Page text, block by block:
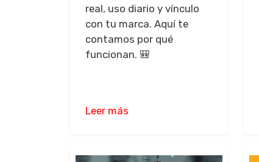
real, uso diario y vínculo
con tu marca. Aquí te
contamos por qué
funcionan. 🎒
Leer más